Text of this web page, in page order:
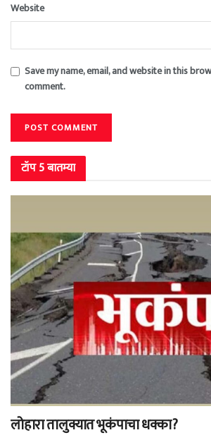
Website
Save my name, email, and website in this
comment.
टॉप 5 बातम्या
लोहारा तालुक्यात भूकंपाचा धक्का?